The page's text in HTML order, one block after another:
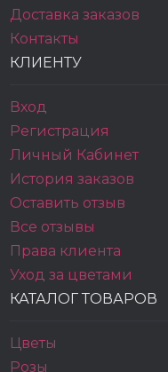
Доставка заказов
Контакты
КЛИЕНТУ
Вход
Регистрация
Личный Кабинет
История заказов
Оставить отзыв
Все отзывы
Права клиента
Уход за цветами
КАТАЛОГ ТОВАРОВ
Цветы
Розы